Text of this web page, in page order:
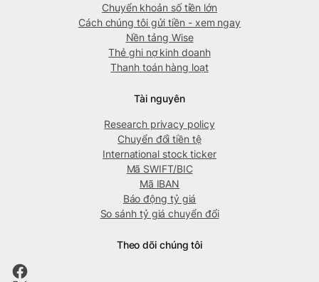
Chuyển khoản số tiền lớn
Cách chúng tôi gửi tiền - xem ngay
Nền tảng Wise
Thẻ ghi nợ kinh doanh
Thanh toán hàng loạt
Tài nguyên
Research privacy policy
Chuyển đổi tiền tệ
International stock ticker
Mã SWIFT/BIC
Mã IBAN
Báo động tỷ giá
So sánh tỷ giá chuyển đổi
Theo dõi chúng tôi